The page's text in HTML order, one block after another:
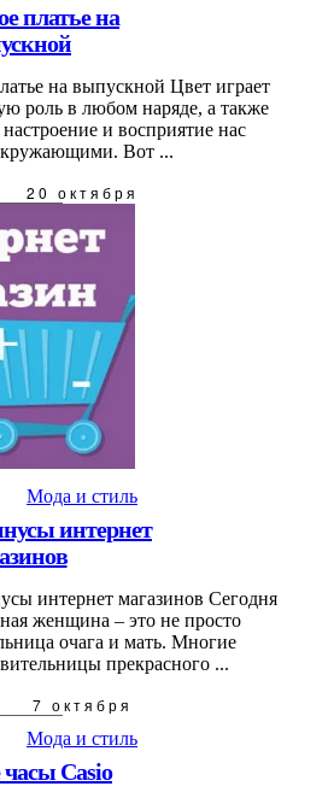
платье на
на выпускной Цвет играет
роль в любом наряде, а также
и восприятие нас
Вот ...
20 октября
Мода и стиль
интернет
интернет магазинов Сегодня
женщина – это не просто
очага и мать. Многие
прекрасного ...
7 октября
Мода и стиль
Casio